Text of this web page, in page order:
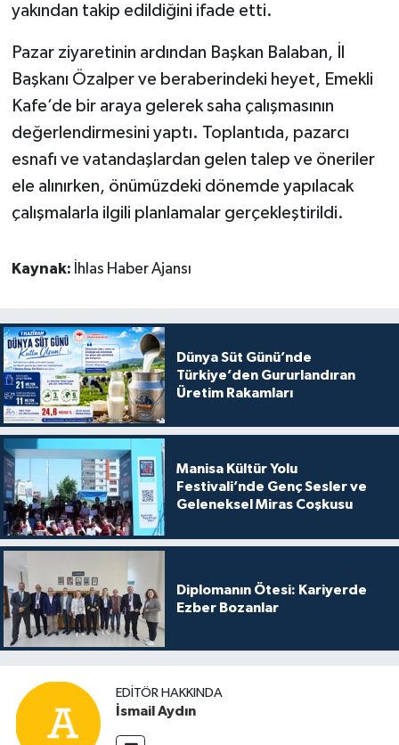
yakından takip edildiğini ifade etti.
Pazar ziyaretinin ardından Başkan Balaban, İl
Başkanı Özalper ve beraberindeki heyet, Emekli
Kafe’de bir araya gelerek saha çalışmasının
değerlendirmesini yaptı. Toplantıda, pazarcı
esnafı ve vatandaşlardan gelen talep ve öneriler
ele alınırken, önümüzdeki dönemde yapılacak
çalışmalarla ilgili planlamalar gerçekleştirildi.
Kaynak: İhlas Haber Ajansı
Dünya Süt Günü’nde
Türkiye’den Gururlandıran
Üretim Rakamları
Manisa Kültür Yolu
Festivali’nde Genç Sesler ve
Geleneksel Miras Coşkusu
Diplomanın Ötesi: Kariyerde
Ezber Bozanlar
EDITÖR HAKKINDA
İsmail Aydın